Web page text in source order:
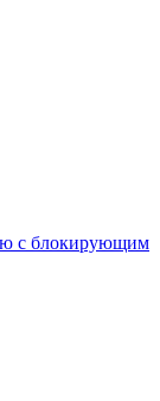
с блокирующим